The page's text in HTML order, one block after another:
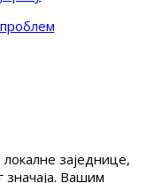
заједнице,
значаја. Вашим